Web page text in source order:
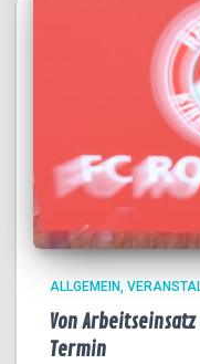
ALLGEMEIN
Von
Termin